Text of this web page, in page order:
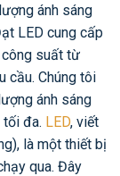
ánh sáng
LED cung cấp
suất từ
cầu. Chúng tôi
ánh sáng
đa. LED, viết
là một thiết bị
qua. Đây